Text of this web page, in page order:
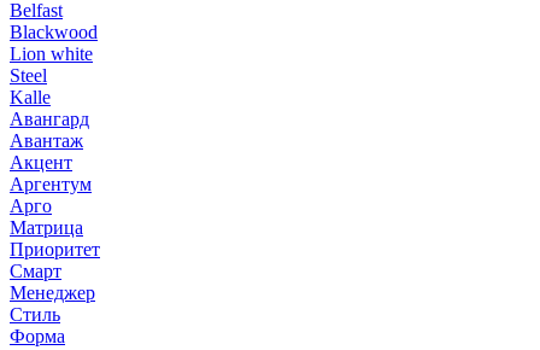
Belfast
Blackwood
Lion white
Steel
Kalle
Авангард
Авантаж
Акцент
Аргентум
Арго
Матрица
Приоритет
Смарт
Менеджер
Стиль
Форма